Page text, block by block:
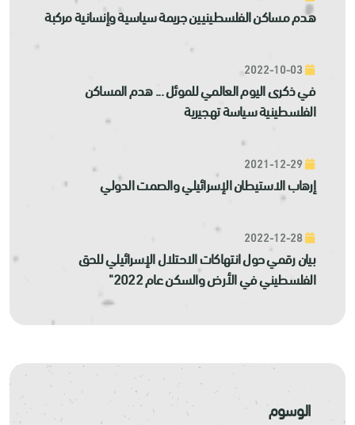
هدم مساكن الفلسطينيين جريمة سياسية وإنسانية مركبة
في ذكرى اليوم العالمي للموئل ... هدم المساكن
الفلسطينية سياسة تهجيرية
إرهاب الاستيطان الإسرائيلي والصمت الدولي
بيان رقمي حول انتهاكات الاحتلال الإسرائيلي للحق
الفلسطيني في الأرض والسكن عام 2022"
الوسوم